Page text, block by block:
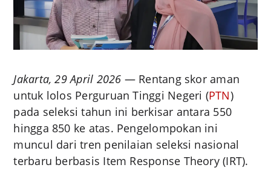
Jakarta, 29 April 2026 — Rentang skor aman
untuk lolos Perguruan Tinggi Negeri (PTN)
pada seleksi tahun ini berkisar antara 550
hingga 850 ke atas. Pengelompokan ini
muncul dari tren penilaian seleksi nasional
terbaru berbasis Item Response Theory (IRT).